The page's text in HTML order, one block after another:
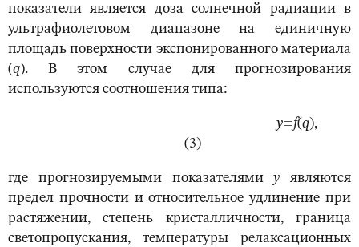
показатели является доза солнечной радиации в
ультрафиолетовом диапазоне на единичную
площадь поверхности экспонированного материала
(q). В этом случае для прогнозирования
используются соотношения типа:
y=f(q),
(3)
где прогнозируемыми показателямиy являются
предел прочности и относительное удлинение при
растяжении, степень кристалличности, граница
светопропускания, температуры релаксационных